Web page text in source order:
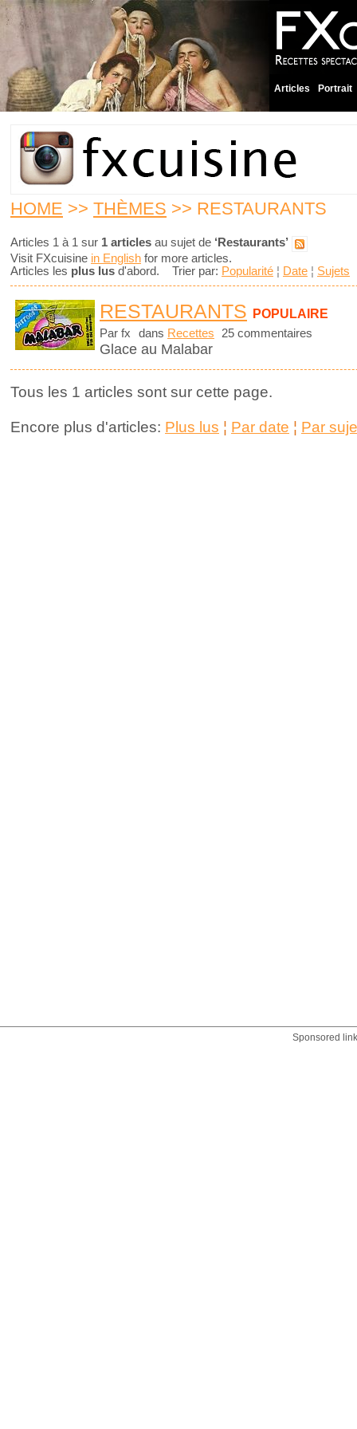
Articles Portrait
HOME >> THÈMES >> RESTAURANTS
Articles 1 à 1 sur 1 articles au sujet de ‘Restaurants’
Visit FXcuisine in English for more articles.
Articles les plus lus d'abord. Trier par: Popularité ¦ Date ¦ Sujets
RESTAURANTS POPULAIRE
Par fx dans Recettes 25 commentaires
Glace au Malabar
Tous les 1 articles sont sur cette page.
Encore plus d'articles: Plus lus ¦ Par date ¦ Par
Sponsored